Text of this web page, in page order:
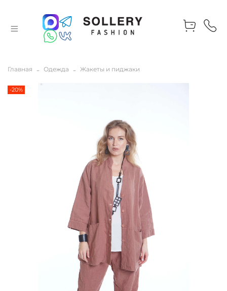
Главная Одежда Жакеты и пиджаки
-20%